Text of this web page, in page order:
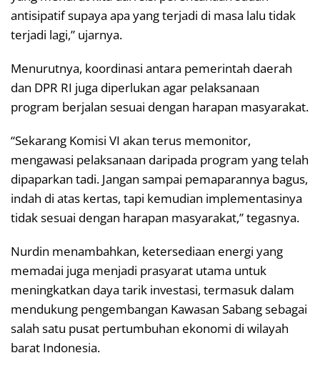
antisipatif supaya apa yang terjadi di masa lalu tidak
terjadi lagi,” ujarnya.
Menurutnya, koordinasi antara pemerintah daerah
dan DPR RI juga diperlukan agar pelaksanaan
program berjalan sesuai dengan harapan masyarakat.
“Sekarang Komisi VI akan terus memonitor,
mengawasi pelaksanaan daripada program yang telah
dipaparkan tadi. Jangan sampai pemaparannya bagus,
indah di atas kertas, tapi kemudian implementasinya
tidak sesuai dengan harapan masyarakat,” tegasnya.
Nurdin menambahkan, ketersediaan energi yang
memadai juga menjadi prasyarat utama untuk
meningkatkan daya tarik investasi, termasuk dalam
mendukung pengembangan Kawasan Sabang sebagai
salah satu pusat pertumbuhan ekonomi di wilayah
barat Indonesia.